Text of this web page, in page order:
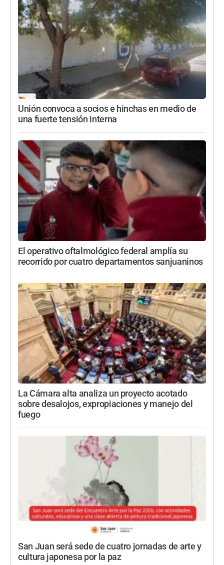
Unión convoca a socios e hinchas en medio de
una fuerte tensión interna
El operativo oftalmológico federal amplía su
recorrido por cuatro departamentos sanjuaninos
La Cámara alta analiza un proyecto acotado
sobre desalojos, expropiaciones y manejo del
fuego
San Juan será sede de cuatro jornadas de arte y
cultura japonesa por la paz